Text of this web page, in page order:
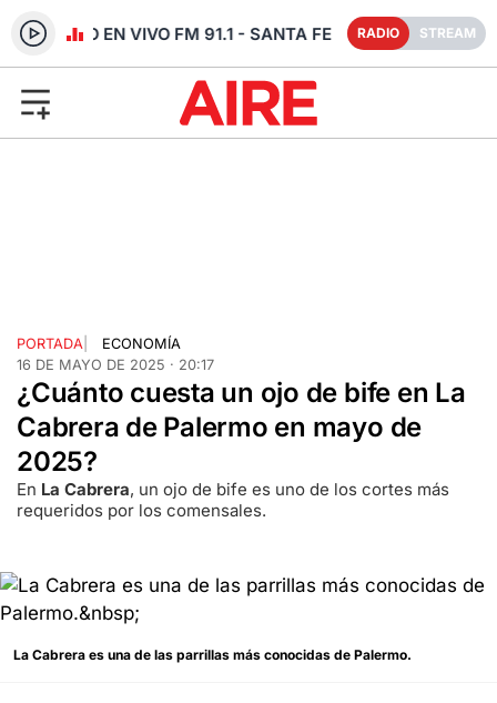
RADIO EN VIVO FM 91.1 - SANTA FE RADIO STREAM
PORTADA
ECONOMÍA
16 DE MAYO DE 2025 · 20:17
¿Cuánto cuesta un ojo de bife en La
Cabrera de Palermo en mayo de
2025?
En La Cabrera, un ojo de bife es uno de los cortes más
requeridos por los comensales.
La Cabrera es una de las parrillas más conocidas de Palermo.